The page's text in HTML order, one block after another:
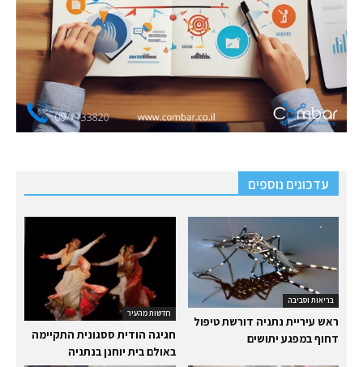
עדכונים נוספים
חדשות מהעיר
חגיגה הודית ססגונית התקיימה
באולם בית יוחנן בנתניה
בריאות וסביבה
ראש עיריית נתניה דורשת טיפול
דחוף במפגע יתושים